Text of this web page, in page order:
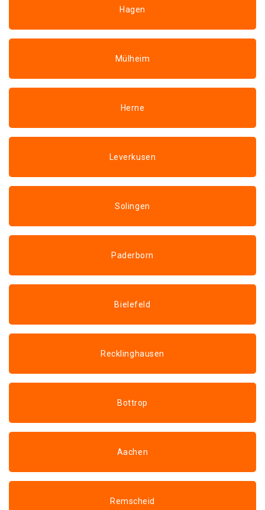
Hagen
Mülheim
Herne
Leverkusen
Solingen
Paderborn
Bielefeld
Recklinghausen
Bottrop
Aachen
Remscheid